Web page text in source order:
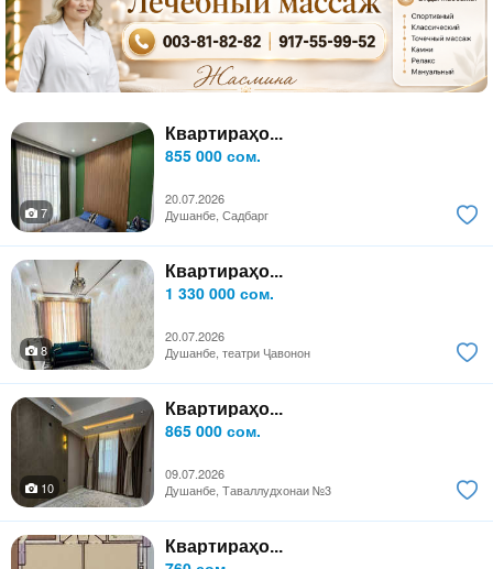
Квартираҳо...
855 000 сом.
20.07.2026
7
Душанбе, Садбарг
Квартираҳо...
1 330 000 сом.
20.07.2026
8
Душанбе, театри Ҷавонон
Квартираҳо...
865 000 сом.
09.07.2026
10
Душанбе, Таваллудхонаи №3
Квартираҳо...